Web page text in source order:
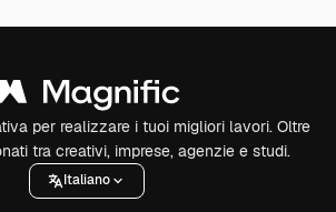
per realizzare i tuoi migliori lavori. Oltre
tra creativi, imprese, agenzie e studi.
Italiano